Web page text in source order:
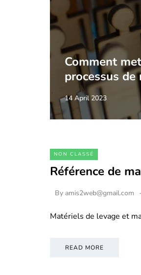
Comment
processus de
14 April 2023
NON CLASSÉ
Référence de
By amis2web@gmail.com
Matériels de levage et
READ MORE